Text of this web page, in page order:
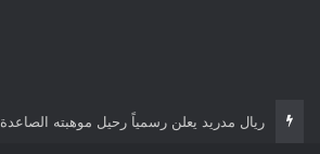
ريال مدريد يعلن رسمياً رحيل موهبته الصاعدة